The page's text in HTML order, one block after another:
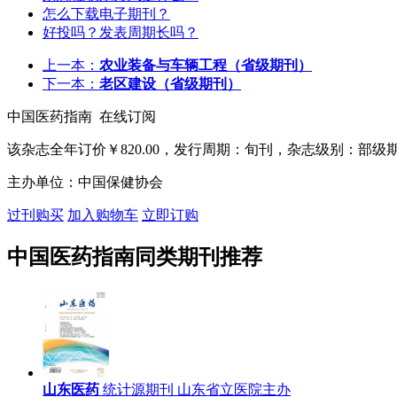
怎么下载电子期刊？
好投吗？发表周期长吗？
上一本： 农业装备与车辆工程 （省级期刊）
下一本： 老区建设 （省级期刊）
中国医药指南 在线订阅
该杂志全年订价 ￥820.00 ，发行周期：旬刊，杂志级别：部级
主办单位：中国保健协会
过刊购买 加入购物车 立即订购
中国医药指南同类期刊推荐
山东医药 统计源期刊 山东省立医院主办